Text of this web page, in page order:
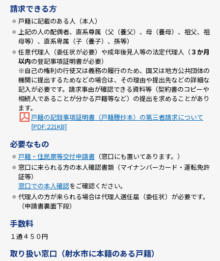
請求できる方
戸籍に記載のある人（本人）
上記の人の配偶者、直系尊属（父（養父）、母（養母）、祖父、祖
母等）、直系卑属（子（養子）、孫等）
任意代理人（委任状が必要）や成年後見人等の法定代理人（３か月
以内の登記事項証明書が必要）
※自己の権利の行使又は義務の履行のため、国又は地方公共団体の
機関に提出するためなどの場合は、その理由や提出先などの詳細な
記入が必要です。請求事由が確認できる資料等（契約書のコピーや
相続人であることが分かる戸籍等など）の提出を求めることがあり
ます。
戸籍の記録事項証明書（戸籍謄抄本）の第三者請求について
[PDF:221KB]
必要なもの
戸籍・住民票等交付申請書 （窓口にも置いてあります。）
窓口に来られる方の本人確認書類（マイナンバーカード・運転免許
証等）
窓口での本人確認をご確認ください。
代理人の方が来られる場合は代理人選任届（委任状）が必要です。
（申請書裏面下段）
手数料
１通４５０円
取り扱い窓口（射水市に本籍のある戸籍）